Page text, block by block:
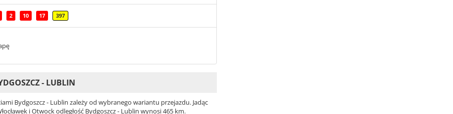
2 10 17 397
- LUBLIN
Bydgoszcz - Lublin zależy od wybranego wariantu przejazdu. Jadąc
i Otwock odległość Bydgoszcz - Lublin wynosi 465 km.